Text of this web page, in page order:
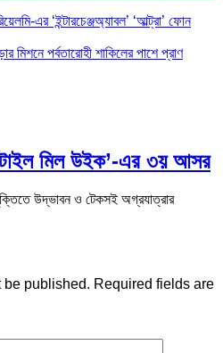
এর ‘ইন্টারচেঞ্জঅ্যাবল’ ‘আল্ট্রা’ ফোন
মিশনে পর্বতারোহী শাকিলের পাশে প্রাণ
মিল উইক’-এর ৩য় আসর
উদ্ভাবন ও টেকসই অগ্রযাত্রার
be published. Required fields are